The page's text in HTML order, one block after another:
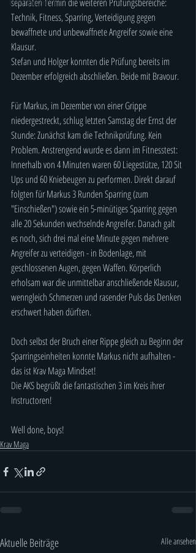
Technik, Fitness, Sparring, Verteidigung gegen
bewaffnete und unbewaffnete Angreifer sowie eine
Klausur.
Stefan und Holger konnten die Prüfung bereits im
Dezember erfolgreich abschließen. Beide mit Bravour.
Für Markus, im Dezember von einer Grippe
niedergestreckt, schlug letzten Samstag der Ernst der
Stunde: Zunächst kam die Technikprüfung. Kein
Problem. Anstrengend wurde es dann im Fitnesstest:
Innerhalb von 4 Minuten waren 60 Liegestütze, 120 Sit
Ups und 60 Kniebeugen zu performen. Direkt darauf
folgten für Markus 3 Runden Sparring (zum
"Einschießen") sowie ein 5-minütiges Sparring gegen
alle 20 Sekunden wechselnde Angreifer. Danach galt
es noch, sich drei mal eine Minute gegen mehrere
Angreifer zu verteidigen - in Bodenlage, mit
geschlossenen Augen, gegen Waffen. Körperlich
erholsam war die unmittelbar anschließende Klausur,
wenngleich Schmerzen und rasender Puls das Denken
erschwert haben dürften.
Doch selbst der Bruch einer Rippe gleich zu Beginn der
Sparringseinheiten konnte Markus nicht aufhalten -
das ist Krav Maga Mindset!
Die AKS begrüßt die fantastischen 3 im Kreis ihrer
Instructoren!
Well done, boys!
Krav Maga
Aktuelle Beiträge Alle ansehen